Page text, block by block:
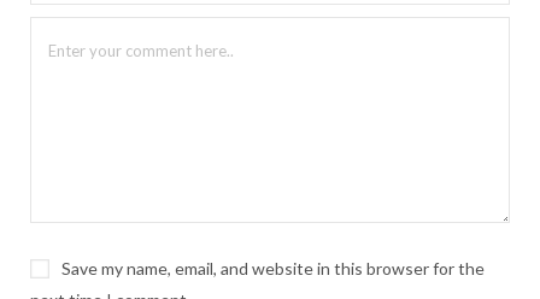
Save my name, email, and website in this browser for the